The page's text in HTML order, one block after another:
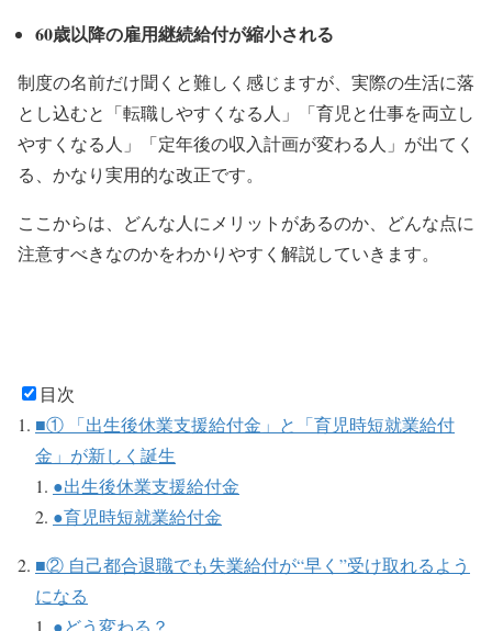
60歳以降の雇用継続給付が縮小される
制度の名前だけ聞くと難しく感じますが、実際の生活に落
とし込むと「転職しやすくなる人」「育児と仕事を両立し
やすくなる人」「定年後の収入計画が変わる人」が出てく
る、かなり実用的な改正です。
ここからは、どんな人にメリットがあるのか、どんな点に
注意すべきなのかをわかりやすく解説していきます。
目次
■① 「出生後休業支援給付金」と「育児時短就業給付
金」が新しく誕生
●出生後休業支援給付金
●育児時短就業給付金
■② 自己都合退職でも失業給付が“早く”受け取れるよう
になる